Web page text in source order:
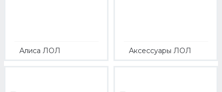
Алиса ЛОЛ Аксессуары ЛОЛ